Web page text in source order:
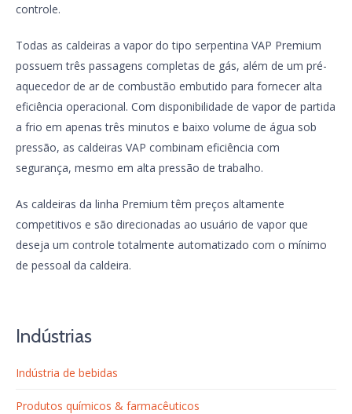
controle.
Todas as caldeiras a vapor do tipo serpentina VAP Premium
possuem três passagens completas de gás, além de um pré-
aquecedor de ar de combustão embutido para fornecer alta
eficiência operacional. Com disponibilidade de vapor de partida
a frio em apenas três minutos e baixo volume de água sob
pressão, as caldeiras VAP combinam eficiência com
segurança, mesmo em alta pressão de trabalho.
As caldeiras da linha Premium têm preços altamente
competitivos e são direcionadas ao usuário de vapor que
deseja um controle totalmente automatizado com o mínimo
de pessoal da caldeira.
Indústrias
Indústria de bebidas
Produtos químicos & farmacêuticos